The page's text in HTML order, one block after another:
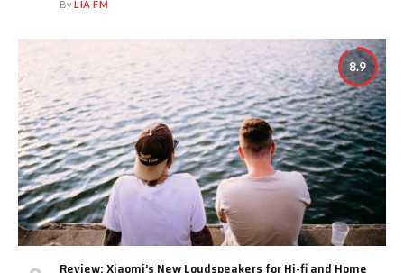
ByLIA FM
8.9
Review: Xiaomi’s New Loudspeakers for Hi-fi and Home